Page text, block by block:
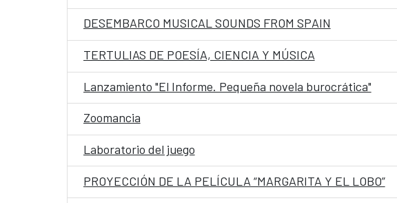
DESEMBARCO MUSICAL SOUNDS FROM SPAIN
TERTULIAS DE POESÍA, CIENCIA Y MÚSICA
Lanzamiento "El Informe. Pequeña novela burocrática"
Zoomancia
Laboratorio del juego
PROYECCIÓN DE LA PELÍCULA “MARGARITA Y EL LOBO”